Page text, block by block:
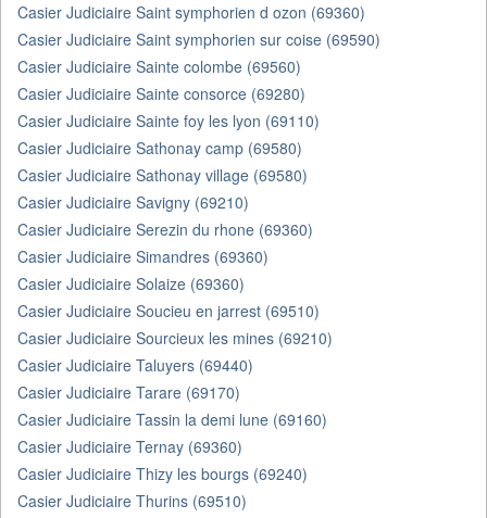
Casier Judiciaire Saint symphorien d ozon (69360)
Casier Judiciaire Saint symphorien sur coise (69590)
Casier Judiciaire Sainte colombe (69560)
Casier Judiciaire Sainte consorce (69280)
Casier Judiciaire Sainte foy les lyon (69110)
Casier Judiciaire Sathonay camp (69580)
Casier Judiciaire Sathonay village (69580)
Casier Judiciaire Savigny (69210)
Casier Judiciaire Serezin du rhone (69360)
Casier Judiciaire Simandres (69360)
Casier Judiciaire Solaize (69360)
Casier Judiciaire Soucieu en jarrest (69510)
Casier Judiciaire Sourcieux les mines (69210)
Casier Judiciaire Taluyers (69440)
Casier Judiciaire Tarare (69170)
Casier Judiciaire Tassin la demi lune (69160)
Casier Judiciaire Ternay (69360)
Casier Judiciaire Thizy les bourgs (69240)
Casier Judiciaire Thurins (69510)